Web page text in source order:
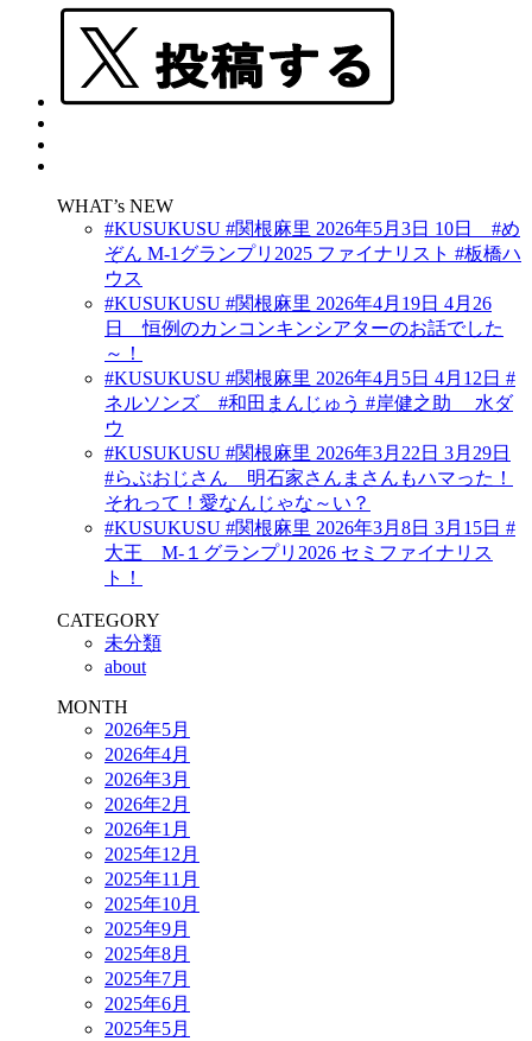
WHAT’s NEW
#KUSUKUSU #関根麻里 2026年5月3日 10日 #め
ぞん M-1グランプリ2025 ファイナリスト #板橋ハ
ウス
#KUSUKUSU #関根麻里 2026年4月19日 4月26
日 恒例のカンコンキンシアターのお話でした
～！
#KUSUKUSU #関根麻里 2026年4月5日 4月12日 #
ネルソンズ #和田まんじゅう #岸健之助 水ダ
ウ
#KUSUKUSU #関根麻里 2026年3月22日 3月29日
#らぶおじさん 明石家さんまさんもハマった！
それって！愛なんじゃな～い？
#KUSUKUSU #関根麻里 2026年3月8日 3月15日 #
大王 M-１グランプリ2026 セミファイナリス
ト！
CATEGORY
未分類
about
MONTH
2026年5月
2026年4月
2026年3月
2026年2月
2026年1月
2025年12月
2025年11月
2025年10月
2025年9月
2025年8月
2025年7月
2025年6月
2025年5月